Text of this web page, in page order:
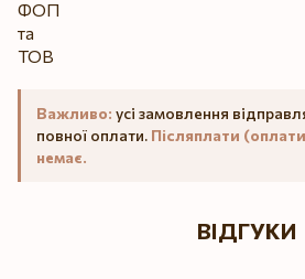
Важливо: усі замовлення
повної оплати. Післяплати
немає.
ВІДГУКИ